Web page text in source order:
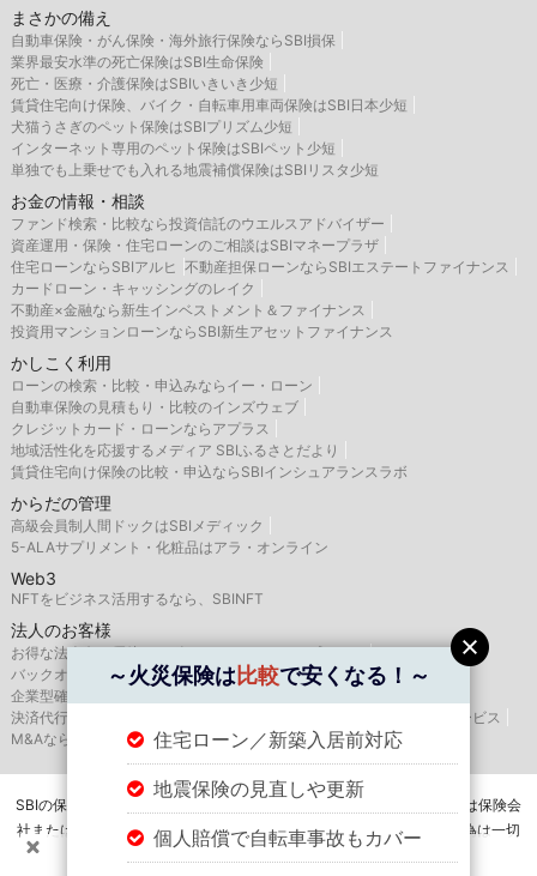
まさかの備え
自動車保険・がん保険・海外旅行保険ならSBI損保
業界最安水準の死亡保険はSBI生命保険
死亡・医療・介護保険はSBIいきいき少短
賃貸住宅向け保険、バイク・自転車用車両保険はSBI日本少短
犬猫うさぎのペット保険はSBIプリズム少短
インターネット専用のペット保険はSBIペット少短
単独でも上乗せでも入れる地震補償保険はSBIリスタ少短
お金の情報・相談
ファンド検索・比較なら投資信託のウエルスアドバイザー
資産運用・保険・住宅ローンのご相談はSBIマネープラザ
住宅ローンならSBIアルヒ 不動産担保ローンならSBIエステートファイナンス
カードローン・キャッシングのレイク
不動産×金融なら新生インベストメント＆ファイナンス
投資用マンションローンならSBI新生アセットファイナンス
かしこく利用
ローンの検索・比較・申込みならイー・ローン
自動車保険の見積もり・比較のインズウェブ
クレジットカード・ローンならアプラス
地域活性化を応援するメディア SBIふるさとだより
賃貸住宅向け保険の比較・申込ならSBIインシュアランスラボ
からだの管理
高級会員制人間ドックはSBIメディック
5-ALAサプリメント・化粧品はアラ・オンライン
Web3
NFTをビジネス活用するなら、SBINFT
法人のお客様
お得な法人向け優待サービスならSBIバリュープレイス
バックオフィス支援はSBIビジネス・ソリューションズ
企業型確定拠出年金のSBIベネフィット・システムズ
決済代行サービスはゼウス
航空機・船舶リースならSBIリーシングサービス
M&AならSBI辻・本郷M&A
SBIの保険比較インズウェブを運営するSBIホールディングス株式会社は保険会
社または保険代理店ではありませんので、保険の媒介・募集・販売行為は一切
～火災保険は比較で安くなる！～
住宅ローン／新築入居前対応
地震保険の見直しや更新
個人賠償で自転車事故もカバー
＼火災保険は比較で安くなる！／